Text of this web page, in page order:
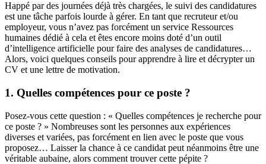
Happé par des journées déjà très chargées, le suivi des candidatures
est une tâche parfois lourde à gérer. En tant que recruteur et/ou
employeur, vous n’avez pas forcément un service Ressources
humaines dédié à cela et êtes encore moins doté d’un outil
d’intelligence artificielle pour faire des analyses de candidatures…
Alors, voici quelques conseils pour apprendre à lire et décrypter un
CV et une lettre de motivation.
1. Quelles compétences pour ce poste ?
Posez-vous cette question : « Quelles compétences je recherche pour
ce poste ? » Nombreuses sont les personnes aux expériences
diverses et variées, pas forcément en lien avec le poste que vous
proposez… Laisser la chance à ce candidat peut néanmoins être une
véritable aubaine, alors comment trouver cette pépite ?